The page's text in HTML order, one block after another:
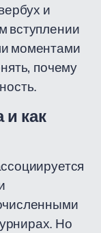
и
вступлении
моментами
почему
и как
Но